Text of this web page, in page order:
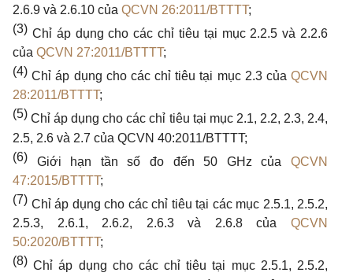
2.6.9 và 2.6.10 của QCVN 26:2011/BTTTT;
(3) Chỉ áp dụngchocác chỉ tiêu tại mục 2.2.5và 2.2.6
của QCVN 27:2011/BTTTT;
(4) Chỉ áp dụng cho các chỉ tiêu tại mục 2.3 củaQCVN
28:2011/BTTTT;
(5) Chỉ áp dụngchocác chỉ tiêu tại mục 2.1, 2.2, 2.3, 2.4,
2.5, 2.6 và 2.7 của QCVN 40:2011/BTTTT;
(6)
Giới hạn tần số đo đến50 GHzcủaQCVN
47:2015/BTTTT;
(7) Chỉ áp dụng cho các chỉ tiêu tại các mục 2.5.1, 2.5.2,
2.5.3, 2.6.1, 2.6.2, 2.6.3và 2.6.8củaQCVN
50:2020/BTTTT;
(8) Chỉ áp dụng cho các chỉ tiêu tại mục 2.5.1, 2.5.2,